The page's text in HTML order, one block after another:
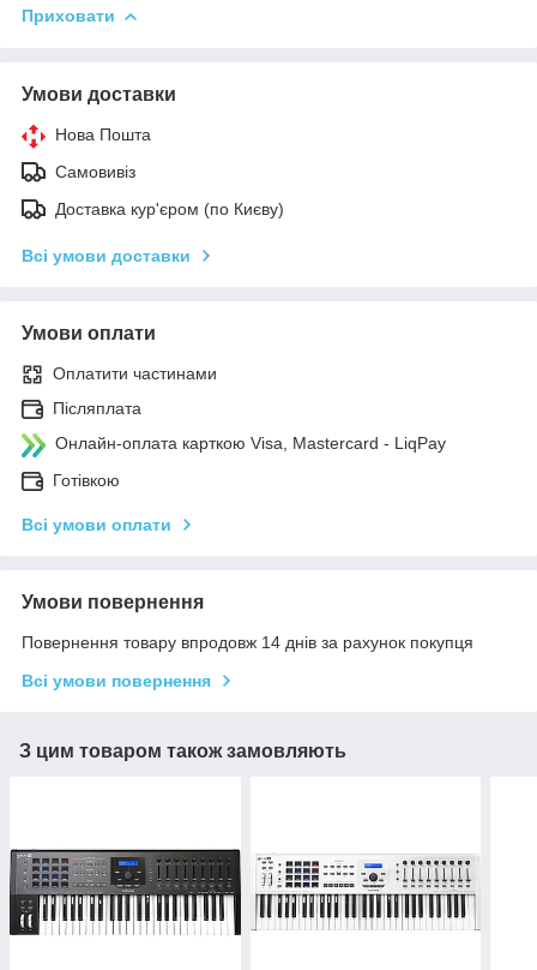
Приховати
Умови доставки
Нова Пошта
Самовивіз
Доставка кур'єром (по Києву)
Всі умови доставки
Умови оплати
Оплатити частинами
Післяплата
Онлайн-оплата карткою Visa, Mastercard - LiqPay
Готівкою
Всі умови оплати
Умови повернення
Повернення товару впродовж 14 днів за рахунок покупця
Всі умови повернення
З цим товаром також замовляють